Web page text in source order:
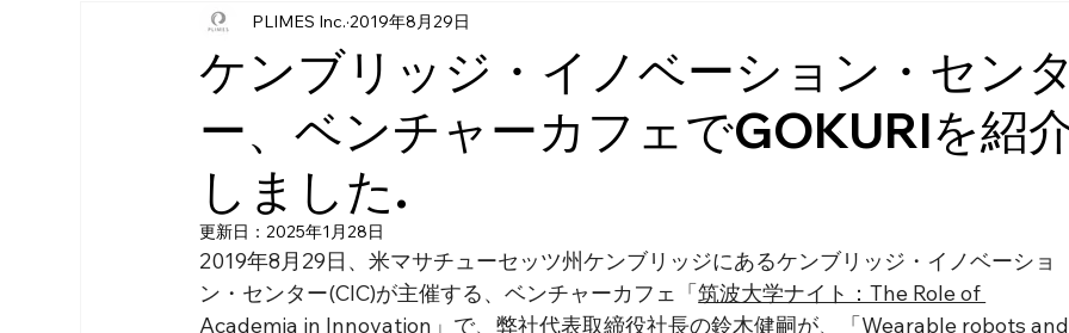
ケンブリッジ・イノベーション・セン
ー、ベンチャーカフェでGOKURIを紹
しました.
PLIMES Inc. 2019年8月29日
更新日：2025年1月28日
2019年8月29日、米マサチューセッツ州ケンブリッジにあるケンブリッジ・イノベーショ
ン・センター(CIC)が主催する、ベンチャーカフェ「筑波大学ナイト：The Role of
Academia in Innovation 」で、弊社代表取締役社長の鈴木健嗣が、「Wearable robots